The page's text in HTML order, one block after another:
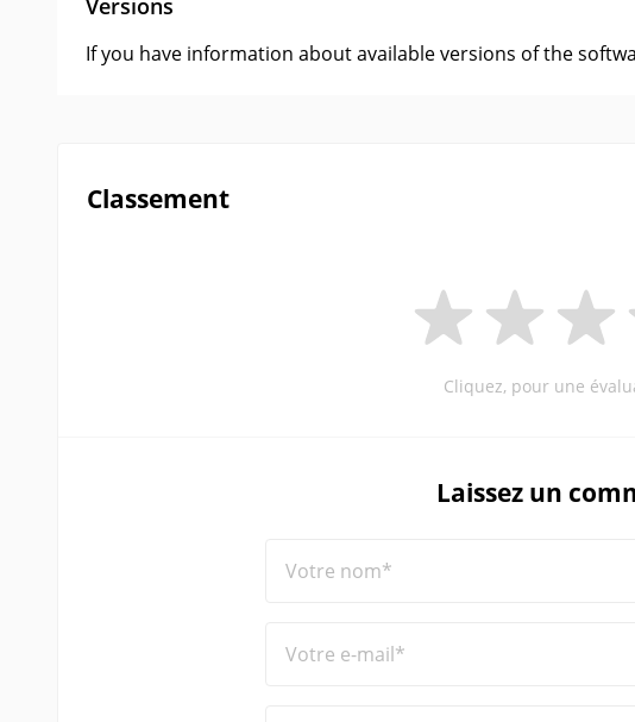
Versions
If you have information about available versions of the
Classement
Cliquez, pour une
Laissez un
Votre nom*
Votre e-mail*